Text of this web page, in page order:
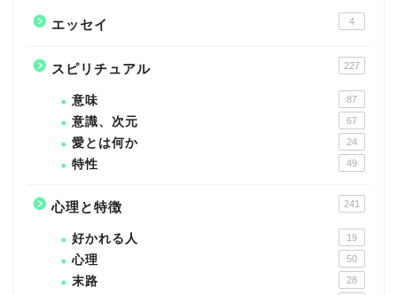
エッセイ 4
スピリチュアル 227
意味 87
意識、次元 67
愛とは何か 24
特性 49
心理と特徴 241
好かれる人 19
心理 50
末路 28